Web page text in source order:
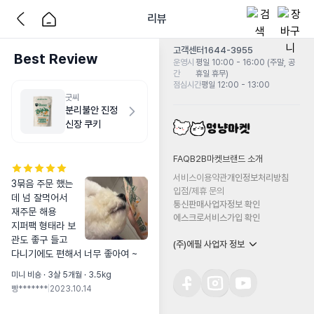
리뷰
Best Review
굿씨
분리불안 진정
신장 쿠키
3묶음 주문 했는
데 넘 잘먹어서
재주문 해용
지퍼팩 형태라 보
관도 좋구 들고
다니기에도 편해서 너무 좋아여 ~
미니 비숑 · 3살 5개월 · 3.5kg
빵******* 2023.10.14
고객센터1644-3955
운영시
간
평일 10:00 - 16:00 (주말, 공
휴일 휴무)
점심시간평일 12:00 - 13:00
FAQB2B마켓 브랜드 소개
서비스이용약관개인정보처리방침
입점/제휴 문의
통신판매사업자정보 확인
에스크로서비스가입 확인
(주)에필 사업자 정보